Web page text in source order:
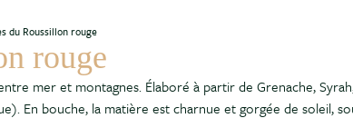
du Roussillon rouge
rouge
mer et montagnes. Élaboré à partir de Grenache,
En bouche, la matière est charnue et gorgée de soleil,